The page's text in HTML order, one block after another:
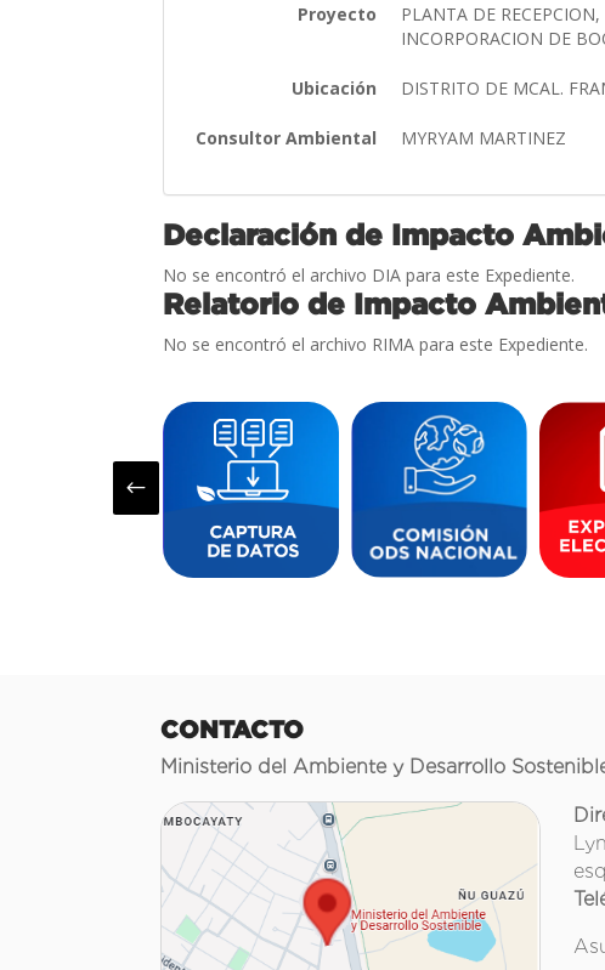
Proyecto
PLANTA DE
INCORPORACION DE
Ubicación DISTRITO DE MCAL.
Consultor Ambiental MYRYAM MARTINEZ
Declaración de Impacto
No se encontró el archivo DIA para este Expediente.
Relatorio de Impacto
No se encontró el archivo RIMA para este Expediente.
#
CONTACTO
Ministerio del Ambiente y Desarrollo